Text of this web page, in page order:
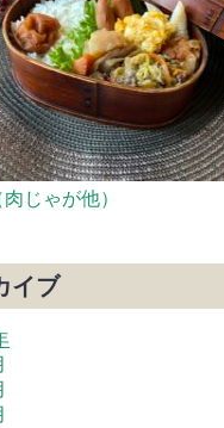
じゃが他）
イブ